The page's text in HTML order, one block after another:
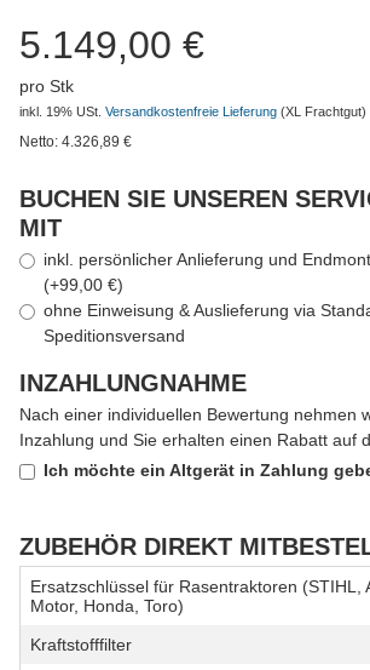
5.149,00 €
pro Stk
inkl. 19% USt. Versandkostenfreie Lieferung (XL Frachtgut)
Netto: 4.326,89 €
BUCHEN SIE UNSEREN
MIT
inkl. persönlicher Anlieferung und
(+99,00 €)
ohne Einweisung & Auslieferung via
Speditionsversand
INZAHLUNGNAHME
Nach einer individuellen Bewertung nehmen
Inzahlung und Sie erhalten einen Rabatt auf
Ich möchte ein Altgerät in Zahlung
ZUBEHÖR DIREKT
Ersatzschlüssel für Rasentraktoren (STIHL,
Motor, Honda, Toro)
Kraftstofffilter